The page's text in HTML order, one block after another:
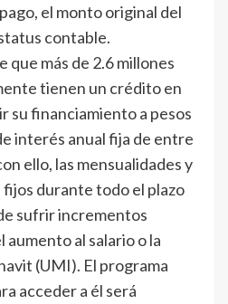
el monto original del
contable.
que más de 2.6 millones
tienen un crédito en
su financiamiento a pesos
interés anual fija de entre
ello, las mensualidades y
durante todo el plazo
sufrir incrementos
aumento al salario o la
(UMI). El programa
acceder a él será